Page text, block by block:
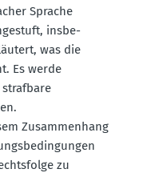
Sprache
insbe­
was die
Es werde
Zusam­menhang
zu